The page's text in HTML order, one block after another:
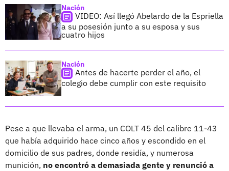
Nación
VIDEO: Así llegó Abelardo de la Espriella
a su posesión junto a su esposa y sus
cuatro hijos
Nación
Antes de hacerte perder el año, el
colegio debe cumplir con este requisito
Pese a que llevaba el arma, un COLT 45 del calibre 11-43
que había adquirido hace cinco años y escondido en el
domicilio de sus padres, donde residía, y numerosa
munición, no encontró a demasiada gente y renunció a